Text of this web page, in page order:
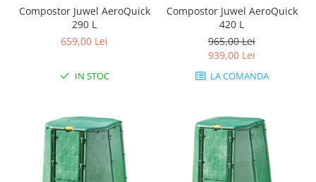
Compostor Juwel AeroQuick
290 L
659,00 Lei
IN STOC
Compostor Juwel AeroQuick
420 L
965,00 Lei
939,00 Lei
LA COMANDA